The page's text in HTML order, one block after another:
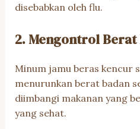
disebabkan oleh flu.
2. Mengontrol Berat
Minum jamu beras kencur
menurunkan berat badan
diimbangi makanan yang
yang sehat.